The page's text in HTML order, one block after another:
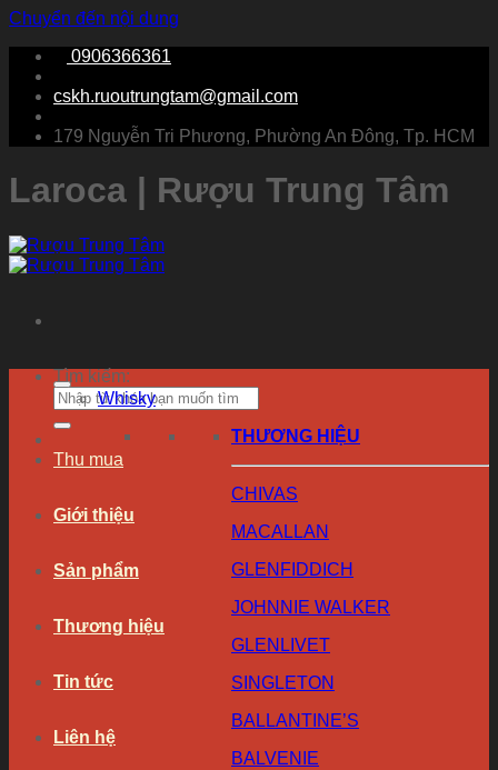
Chuyển đến nội dung
0906366361
cskh.ruoutrungtam@gmail.com
179 Nguyễn Tri Phương, Phường An Đông, Tp. HCM
Laroca | Rượu Trung Tâm
Tìm kiếm:
Thu mua
Giới thiệu
Sản phẩm
Thương hiệu
Tin tức
Liên hệ
Whisky
THƯƠNG HIỆU
CHIVAS
MACALLAN
GLENFIDDICH
JOHNNIE WALKER
GLENLIVET
SINGLETON
BALLANTINE’S
BALVENIE